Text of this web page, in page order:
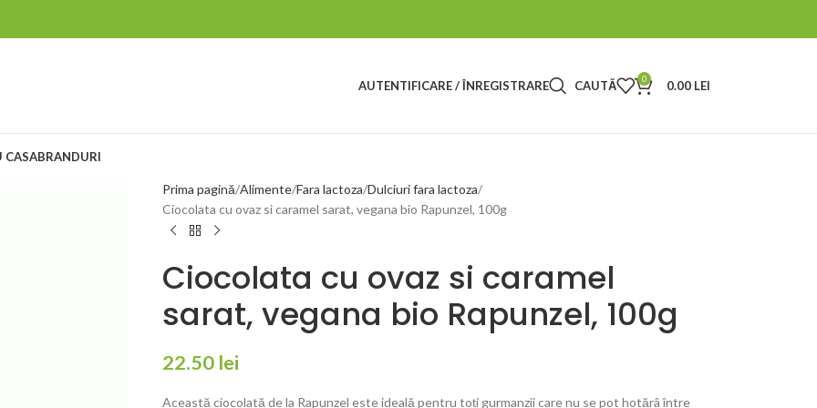
AUTENTIFICARE / ÎNREGISTRARE CAUTĂ 0 0.00 LEI
CASABRANDURI
Prima pagină Alimente Fara lactoza Dulciuri fara lactoza
Ciocolata cu ovaz si caramel sarat, vegana bio Rapunzel, 100g
Ciocolata cu ovaz si caramel
sarat, vegana bio Rapunzel, 100g
22.50 lei
Această ciocolată de la Rapunzel este ideală pentru toți gurmanzii care nu se pot hotărâ între